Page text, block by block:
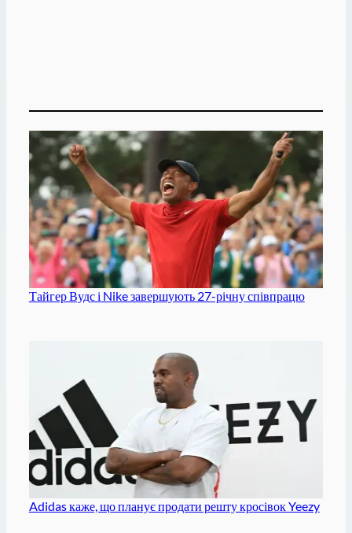
Тайгер Вудс і Nike завершують 27-річну співпрацю
Adidas каже, що планує продати решту кросівок Yeezy